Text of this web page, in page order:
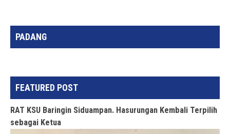
PADANG
FEATURED POST
RAT KSU Baringin Siduampan. Hasurungan Kembali Terpilih
sebagai Ketua